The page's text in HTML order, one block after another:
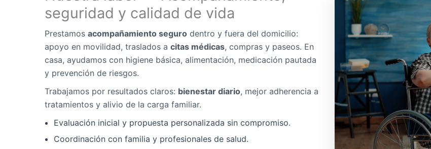
seguridad y calidad de vida
Prestamos acompañamiento seguro dentro y fuera del domicilio:
apoyo en movilidad, traslados a citas médicas, compras y paseos. En
casa, ayudamos con higiene básica, alimentación, medicación pautada
y prevención de riesgos.
Trabajamos por resultados claros: bienestar diario, mejor adherencia a
tratamientos y alivio de la carga familiar.
Evaluación inicial y propuesta personalizada sin compromiso.
Coordinación con familia y profesionales de salud.